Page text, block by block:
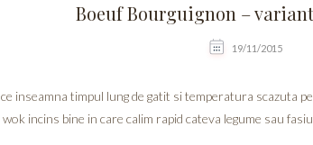
Boeuf Bourguignon –
19/11/2015
inseamna timpul lung de gatit si temperatura scazuta
incins bine in care calim rapid cateva legume sau